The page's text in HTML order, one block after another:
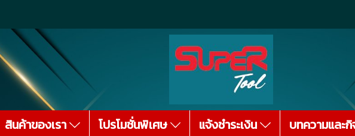
สินค้าของเรา โปรโมชั่นพิเศษ แจ้งชำระเงิน บทความและ